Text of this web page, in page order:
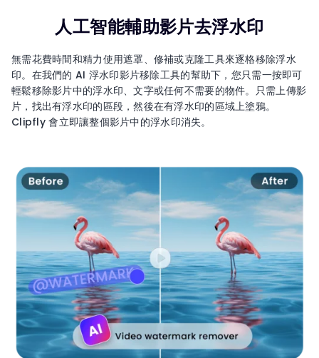
人工智能輔助影片去浮水印
無需花費時間和精力使用遮罩、修補或克隆工具來逐格移除浮水
印。在我們的 AI 浮水印影片移除工具的幫助下，您只需一按即可
輕鬆移除影片中的浮水印、文字或任何不需要的物件。只需上傳影
片，找出有浮水印的區段，然後在有浮水印的區域上塗鴉。
Clipfly 會立即讓整個影片中的浮水印消失。